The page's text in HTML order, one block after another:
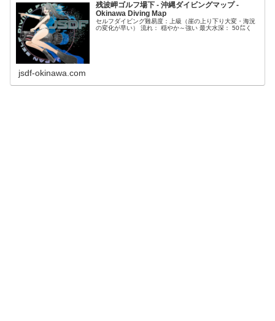
残波岬ゴルフ場下 - 沖縄ダイビングマップ -
Okinawa Diving Map
セルフダイビング難易度：上級（崖の上り下り大変・海況
の変化が早い） 流れ： 穏やか～強い 最大水深： 50㍍く
jsdf-okinawa.com